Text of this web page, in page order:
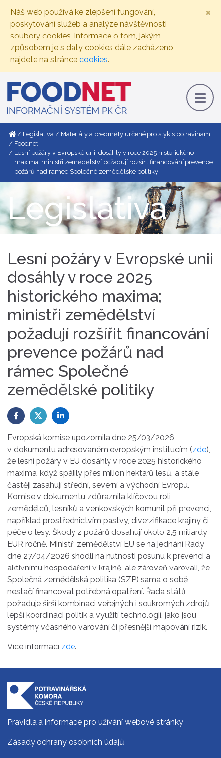
Náš web používá ke zlepšení fungování,
poskytování služeb a analýze návštěvnosti
soubory cookies. Informace o tom, jakým
způsobem je s daty cookies dále zacházeno,
najdete na stránce cookies.
×
Legislativa
Materiály a předměty určené pro styk s potravinami
Foodnet
Lesní požáry v Evropské unii dosáhly v roce 2025 historického
maxima; ministři zemědělství požadují rozšířit financování prevence
požárů nad rámec Společné zemědělské politiky
Legislativa
Lesní požáry v Evropské unii
dosáhly v roce 2025
historického maxima;
ministři zemědělství
požadují rozšířit financování
prevence požárů nad
rámec Společné
zemědělské politiky
Evropská komise upozornila dne 25/03/2026
v dokumentu adresovaném evropským institucím (zde),
že lesní požáry v EU dosáhly v roce 2025 historického
maxima, když spálily přes milion hektarů lesů, a stále
častěji zasahují střední, severní a východní Evropu.
Komise v dokumentu zdůraznila klíčovou roli
zemědělců, lesníků a venkovských komunit při prevenci,
například prostřednictvím pastvy, diverzifikace krajiny či
péče o lesy. Škody z požárů dosahují okolo 2,5 miliardy
EUR ročně. Ministři zemědělství EU se na jednání Rady
dne 27/04/2026 shodli na nutnosti posunu k prevenci a
aktivnímu hospodaření v krajině, ale zároveň varovali, že
Společná zemědělská politika (SZP) sama o sobě
nestačí financovat potřebná opatření. Řada států
požaduje širší kombinaci veřejných i soukromých zdrojů,
lepší koordinaci politik a využití technologií, jako jsou
systémy včasného varování či přesnější mapování rizik.
Více informací zde.
Pravidla a informace pro užívání webové stránky
Zásady ochrany osobních údajů